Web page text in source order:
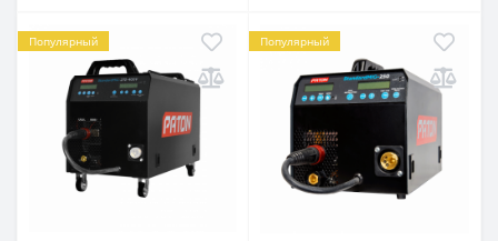
Популярный Популярный